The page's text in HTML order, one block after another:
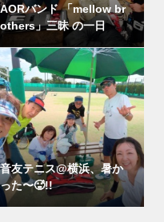
AORバンド 「mellow br
others」三昧 の一日
音友テニス@横浜、暑か
った〜🥵!!